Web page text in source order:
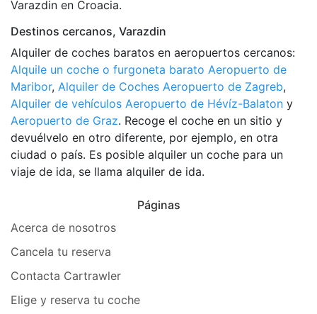
Varazdin en Croacia.
Destinos cercanos, Varazdin
Alquiler de coches baratos en aeropuertos cercanos:
Alquile un coche o furgoneta barato Aeropuerto de
Maribor, Alquiler de Coches Aeropuerto de Zagreb,
Alquiler de vehículos Aeropuerto de Hévíz-Balaton y
Aeropuerto de Graz. Recoge el coche en un sitio y
devuélvelo en otro diferente, por ejemplo, en otra
ciudad o país. Es posible alquiler un coche para un
viaje de ida, se llama alquiler de ida.
Páginas
Acerca de nosotros
Cancela tu reserva
Contacta Cartrawler
Elige y reserva tu coche